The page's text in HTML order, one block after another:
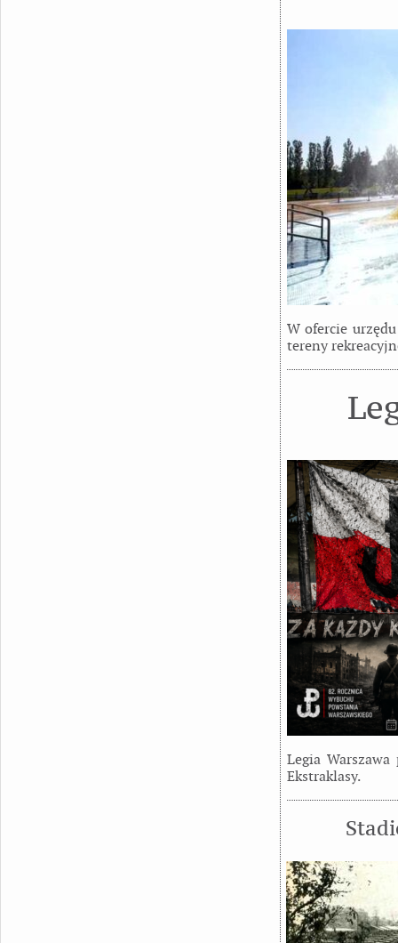
W ofercie
tereny
Legia
Ekstraklasy.